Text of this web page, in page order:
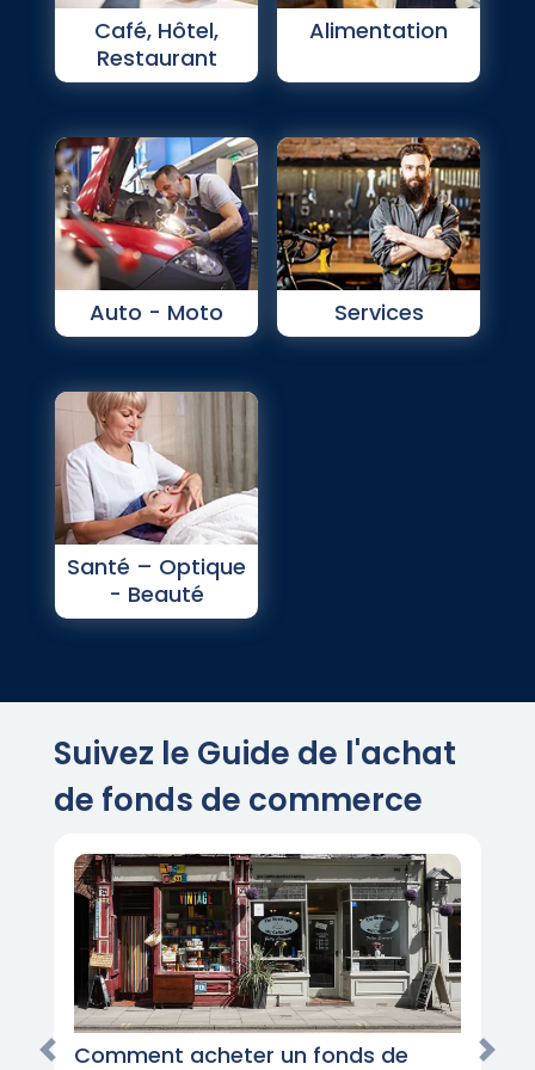
Café, Hôtel,
Restaurant
Alimentation
Auto - Moto Services
Santé – Optique
- Beauté
Suivez le Guide de l'achat
de fonds de commerce
Comment acheter un fonds de